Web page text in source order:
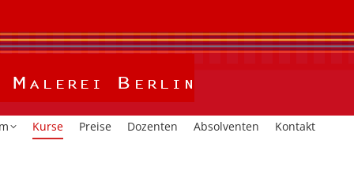
Kurse Preise Dozenten Absolventen Kontakt